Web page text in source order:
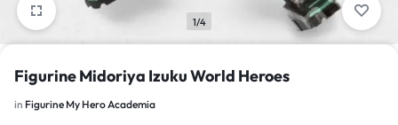
1/4
Figurine Midoriya Izuku World Heroes
in Figurine My Hero Academia